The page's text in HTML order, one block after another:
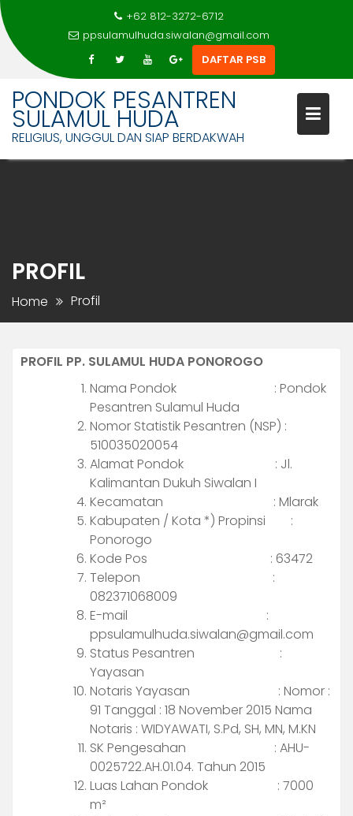
+62 812-3272-6712
ppsulamulhuda.siwalan@gmail.com
DAFTAR PSB
PONDOK PESANTREN
SULAMUL HUDA
RELIGIUS, UNGGUL DAN SIAP BERDAKWAH
PROFIL
Home Profil
PROFIL PP. SULAMUL HUDA PONOROGO
Nama Pondok : Pondok
Pesantren Sulamul Huda
Nomor Statistik Pesantren (NSP) :
510035020054
Alamat Pondok : Jl.
Kalimantan Dukuh Siwalan I
Kecamatan : Mlarak
Kabupaten / Kota *) Propinsi :
Ponorogo
Kode Pos : 63472
Telepon :
082371068009
E-mail :
ppsulamulhuda.siwalan@gmail.com
Status Pesantren :
Yayasan
Notaris Yayasan : Nomor :
91 Tanggal : 18 November 2015 Nama
Notaris : WIDYAWATI, S.Pd, SH, MN, M.KN
SK Pengesahan : AHU-
0025722.AH.01.04. Tahun 2015
Luas Lahan Pondok : 7000
m²